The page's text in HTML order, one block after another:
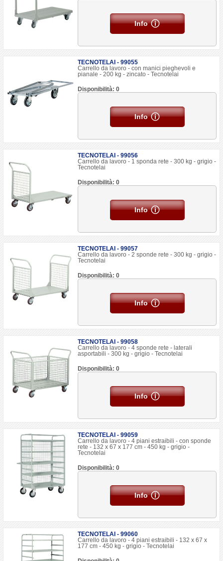
Info
TECNOTELAI - 99055
Carrello da lavoro - con manici pieghevoli e
pianale - 200 kg - zincato - Tecnotelai
Disponibilità: 0
Info
TECNOTELAI - 99056
Carrello da lavoro - 1 sponda rete - 300 kg - grigio -
Tecnotelai
Disponibilità: 0
Info
TECNOTELAI - 99057
Carrello da lavoro - 2 sponde rete - 300 kg - grigio -
Tecnotelai
Disponibilità: 0
Info
TECNOTELAI - 99058
Carrello da lavoro - 4 sponde rete - laterali
asportabili - 300 kg - grigio - Tecnotelai
Disponibilità: 0
Info
TECNOTELAI - 99059
Carrello da lavoro - 4 piani estraibili - con sponde
rete - 132 x 67 x 177 cm - 450 kg - grigio -
Tecnotelai
Disponibilità: 0
Info
TECNOTELAI - 99060
Carrello da lavoro - 4 piani estraibili - 132 x 67 x
177 cm - 450 kg - grigio - Tecnotelai